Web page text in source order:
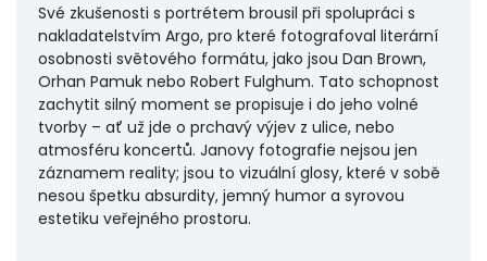
Své zkušenosti s portrétem brousil při spolupráci s
nakladatelstvím Argo, pro které fotografoval literární
osobnosti světového formátu, jako jsou Dan Brown,
Orhan Pamuk nebo Robert Fulghum. Tato schopnost
zachytit silný moment se propisuje i do jeho volné
tvorby – ať už jde o prchavý výjev z ulice, nebo
atmosféru koncertů. Janovy fotografie nejsou jen
záznamem reality; jsou to vizuální glosy, které v sobě
nesou špetku absurdity, jemný humor a syrovou
estetiku veřejného prostoru.